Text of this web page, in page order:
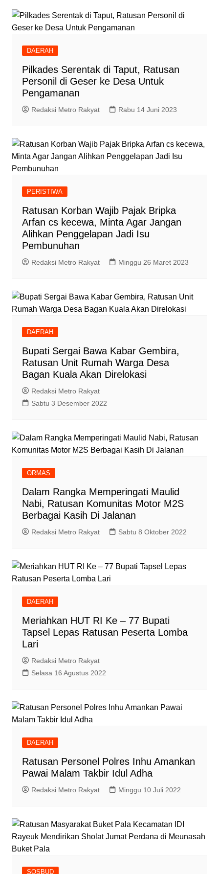
DAERAH
Pilkades Serentak di Taput, Ratusan
Personil di Geser ke Desa Untuk
Pengamanan
Redaksi Metro Rakyat Rabu 14 Juni 2023
PERISTIWA
Ratusan Korban Wajib Pajak Bripka
Arfan cs kecewa, Minta Agar Jangan
Alihkan Penggelapan Jadi Isu
Pembunuhan
Redaksi Metro Rakyat Minggu 26 Maret 2023
DAERAH
Bupati Sergai Bawa Kabar Gembira,
Ratusan Unit Rumah Warga Desa
Bagan Kuala Akan Direlokasi
Redaksi Metro Rakyat
Sabtu 3 Desember 2022
ORMAS
Dalam Rangka Memperingati Maulid
Nabi, Ratusan Komunitas Motor M2S
Berbagai Kasih Di Jalanan
Redaksi Metro Rakyat Sabtu 8 Oktober 2022
DAERAH
Meriahkan HUT RI Ke – 77 Bupati
Tapsel Lepas Ratusan Peserta Lomba
Lari
Redaksi Metro Rakyat
Selasa 16 Agustus 2022
DAERAH
Ratusan Personel Polres Inhu Amankan
Pawai Malam Takbir Idul Adha
Redaksi Metro Rakyat Minggu 10 Juli 2022
SOSBUD